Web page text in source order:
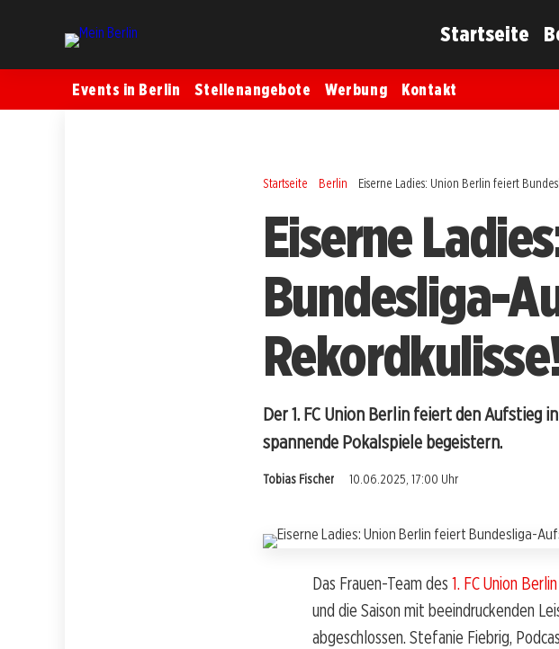
Startseite
Events in Berlin Stellenangebote Werbung Kontakt
Startseite Berlin Eiserne Ladies: Union Berlin feiert
Eiserne
Bundesliga-
Der 1. FC Union Berlin feiert den Aufstieg
spannende Pokalspiele begeistern.
Tobias Fischer 10.06.2025, 17:00 Uhr
Das Frauen-Team des 1. FC Union Berlin
und die Saison mit beeindruckenden
abgeschlossen. Stefanie Fiebrig,